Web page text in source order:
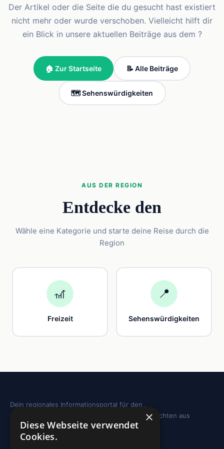
Der Artikel oder die Seite die du gesucht hast existiert
nicht mehr oder wurde verschoben. Vielleicht hilft dir
ein Blick in unsere aktuellen Beiträge aus dem ?
🏠 Zur Startseite 📝 Alle Beiträge
🗺️ Sehenswürdigkeiten
AUS DER REGION
Entdecke den
Wähle eine Kategorie und starte deine Reise durch die
Region
🎢
Freizeit
📍
Sehenswürdigkeiten
Dein regionales Informationsportal für den .
Sehenswürdigkeiten, Ausflugstipps und Geschichten aus
deiner Region.
×
Diese Webseite verwendet
Cookies.